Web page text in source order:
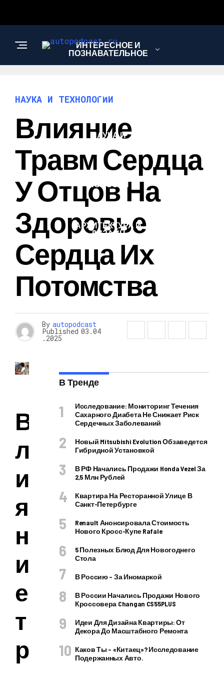
ИНТЕРЕСНОЕ И
ПОЗНАВАТЕЛЬНОЕ
АВТО
НАУКА И
НОВОСТИ
АРХИТЕКТУРА И
ДИЗАЙН
НАУКА И ТЕХНОЛОГИИ
Влияние
Травм Сердца
У Отцов На
Здоровье
Сердца Их
Потомства
By autopodcast
Published 03.04
.2025
В
л
и
я
н
и
е
т
р
В Тренде
Исследование: Мониторинг Течения
Сахарного Диабета Не Снижает Риск
Сердечных Заболеваний
Новый Mitsubishi Evolution Обзаведется
Гибридной Установкой
В РФ Начались Продажи Honda Vezel За
2,5 Млн Рублей
Квартира На Ресторанной Улице В
Санкт-Петербурге
Renault Анонсировала Стоимость
Нового Кросс-Купе Rafale
5 Полезных Блюд Для Новогоднего
Стола
В Россию – За Иномаркой
В России Начались Продажи Нового
Кроссовера Changan CS55PLUS
Идеи Для Дизайна Квартиры: От
Декора До Масштабного Ремонта
Каков Ты – «китаец»? Исследование
Подержанных Авто.